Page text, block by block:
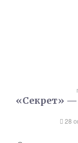
«Секрет»
28